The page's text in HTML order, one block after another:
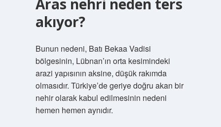
Aras nehri neden ters
akıyor?
Bunun nedeni, Batı Bekaa Vadisi
bölgesinin, Lübnan’ın orta kesimindeki
arazi yapısının aksine, düşük rakımda
olmasıdır. Türkiye’de geriye doğru akan bir
nehir olarak kabul edilmesinin nedeni
hemen hemen aynıdır.